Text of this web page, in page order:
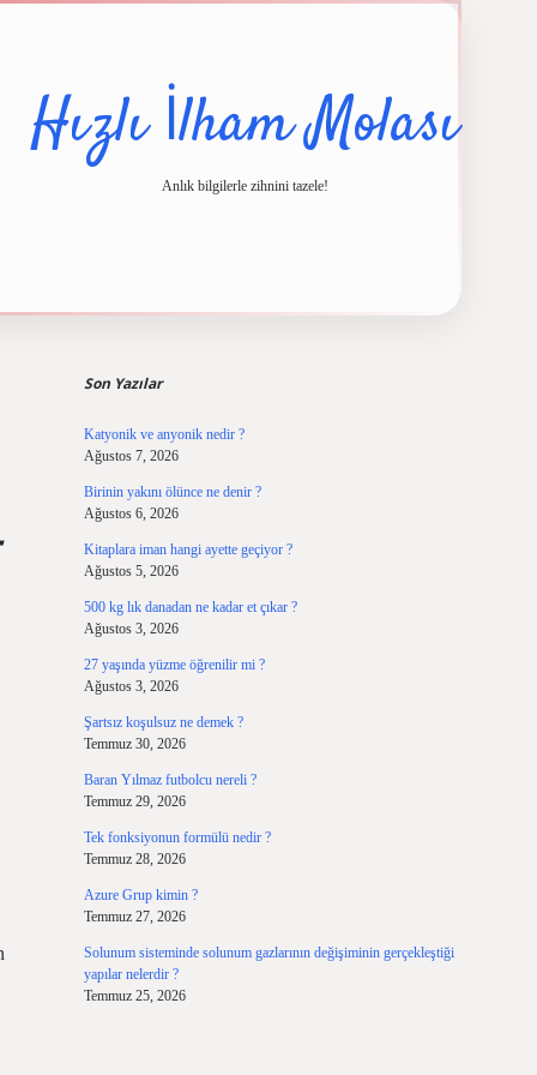
Hızlı İlham Molası
Anlık bilgilerle zihnini tazele!
Son Yazılar
Katyonik ve anyonik nedir ?
Ağustos 7, 2026
Birinin yakını ölünce ne denir ?
Ağustos 6, 2026
Kitaplara iman hangi ayette geçiyor ?
Ağustos 5, 2026
500 kg lık danadan ne kadar et çıkar ?
Ağustos 3, 2026
27 yaşında yüzme öğrenilir mi ?
Ağustos 3, 2026
Şartsız koşulsuz ne demek ?
Temmuz 30, 2026
Baran Yılmaz futbolcu nereli ?
Temmuz 29, 2026
Tek fonksiyonun formülü nedir ?
Temmuz 28, 2026
Azure Grup kimin ?
Temmuz 27, 2026
Solunum sisteminde solunum gazlarının değişiminin gerçekleştiği
yapılar nelerdir ?
Temmuz 25, 2026